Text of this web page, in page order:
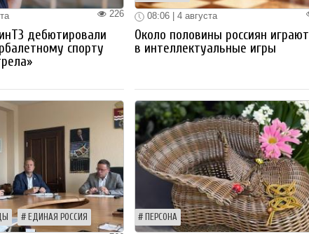
226
дебютировали
спорту
08:06 | 4 августа
Около половины россиян играют
в интеллектуальные игры
ЕДИНАЯ РОССИЯ ПЕРСОНА